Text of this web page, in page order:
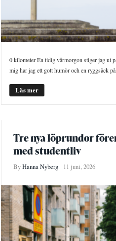
0 kilometer En tidig vårmorgon stiger jag ut
mig har jag ett gott humör och en ryggsäck
Läs mer
Tre nya löprundor
med studentliv
ByHanna Nyberg 11 juni, 2026